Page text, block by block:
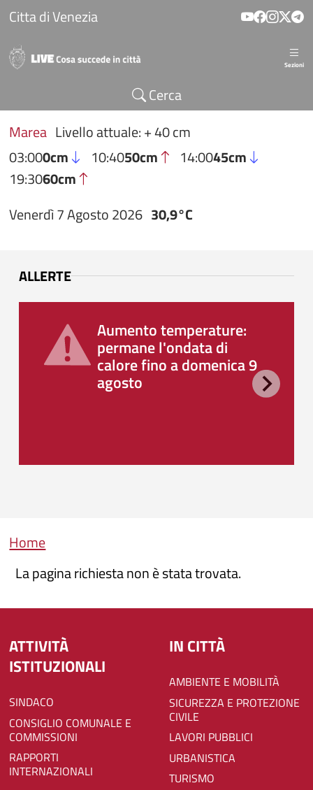
Salta al contenuto principale
Citta di Venezia
Sezioni
Cerca
Marea Livello attuale: + 40 cm
03:000cm 10:4050cm 14:0045cm
19:3060cm
Venerdì 7 Agosto 2026 30,9°C
ALLERTE
Aumento temperature:
permane l'ondata di
calore fino a domenica 9
agosto
Briciole di pane
Home
La pagina richiesta non è stata trovata.
ATTIVITÀ
ISTITUZIONALI
SINDACO
CONSIGLIO COMUNALE E
COMMISSIONI
RAPPORTI
INTERNAZIONALI
IN CITTÀ
AMBIENTE E MOBILITÀ
SICUREZZA E PROTEZIONE
CIVILE
LAVORI PUBBLICI
URBANISTICA
TURISMO